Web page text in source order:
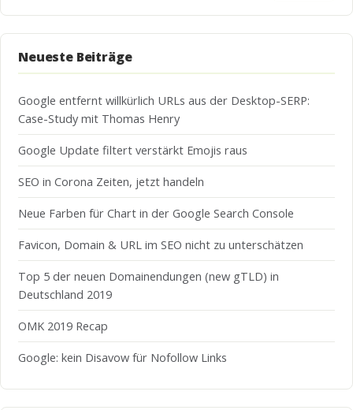
Neueste Beiträge
Google entfernt willkürlich URLs aus der Desktop-SERP:
Case-Study mit Thomas Henry
Google Update filtert verstärkt Emojis raus
SEO in Corona Zeiten, jetzt handeln
Neue Farben für Chart in der Google Search Console
Favicon, Domain & URL im SEO nicht zu unterschätzen
Top 5 der neuen Domainendungen (new gTLD) in
Deutschland 2019
OMK 2019 Recap
Google: kein Disavow für Nofollow Links